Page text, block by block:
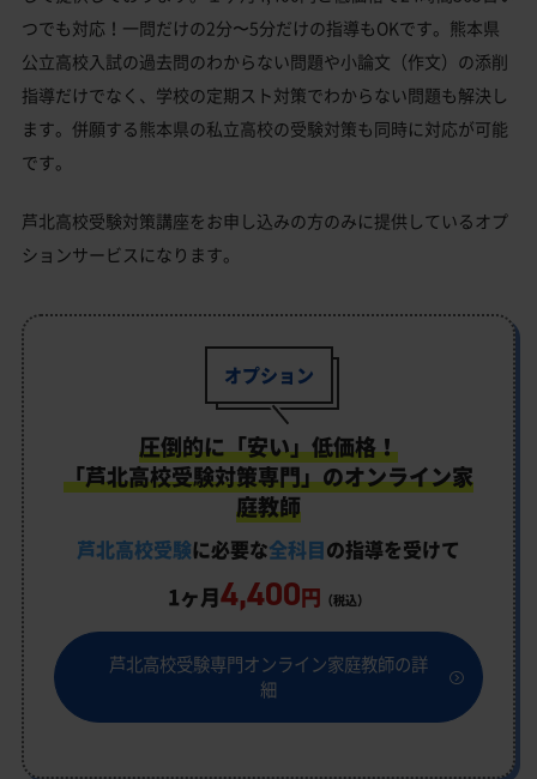
つでも対応！一問だけの2分〜5分だけの指導もOKです。熊本県
公立高校入試の過去問のわからない問題や小論文（作文）の添削
指導だけでなく、学校の定期スト対策でわからない問題も解決し
ます。併願する熊本県の私立高校の受験対策も同時に対応が可能
です。
芦北高校受験対策講座をお申し込みの方のみに提供しているオプ
ションサービスになります。
オプション
圧倒的に「安い」低価格！
「芦北高校受験対策専門」のオンライン家
庭教師
芦北高校受験に必要な全科目の指導を受けて
1ヶ月4,400円 （税込）
芦北高校受験専門オンライン家庭教師の詳
細